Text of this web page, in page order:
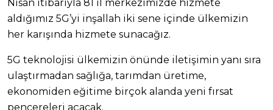
Nisan itibarıyla 81 il merkezimizde hizmete
aldığımız 5G’yi inşallah iki sene içinde ülkemizin
her karışında hizmete sunacağız.
5G teknolojisi ülkemizin önünde iletişimin yanı sıra
ulaştırmadan sağlığa, tarımdan üretime,
ekonomiden eğitime birçok alanda yeni fırsat
pencereleri açacak.